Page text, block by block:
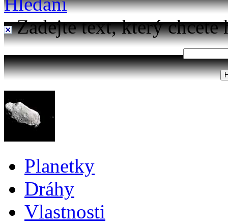
Zadejte text, který chcete
Planetky
Dráhy
Vlastnosti